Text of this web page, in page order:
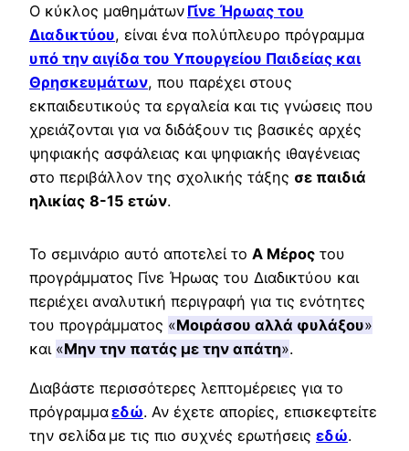
O κύκλος μαθημάτων Γίνε Ήρωας του
Διαδικτύου, είναι ένα πολύπλευρο πρόγραμμα
υπό την αιγίδα του Υπουργείου Παιδείας και
Θρησκευμάτων, που παρέχει στους
εκπαιδευτικούς τα εργαλεία και τις γνώσεις που
χρειάζονται για να διδάξουν τις βασικές αρχές
ψηφιακής ασφάλειας και ψηφιακής ιθαγένειας
στο περιβάλλον της σχολικής τάξης σε παιδιά
ηλικίας 8-15 ετών.
Το σεμινάριο αυτό αποτελεί το Α Μέρος του
προγράμματος Γίνε Ήρωας του Διαδικτύου και
περιέχει αναλυτική περιγραφή για τις ενότητες
του προγράμματος «Μοιράσου αλλά φυλάξου»
και «Μην την πατάς με την απάτη».
Διαβάστε περισσότερες λεπτομέρειες για το
πρόγραμμαεδώ. Αν έχετε απορίες, επισκεφτείτε
την σελίδα με τις πιο συχνές ερωτήσεις εδώ.